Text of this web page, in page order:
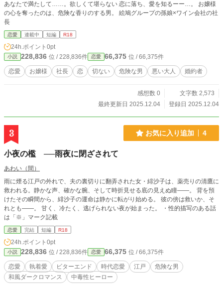
あなたで満たして……。欲しくて堪らない 恋に落ち、愛を知るーー…。 お嬢様
の心を奪ったのは、危険な香りのする男。 絵鳩グループの孫娘×ワイン会社の社
長
恋愛 連載中 短編 R18
24h.ポイント 0pt
小説 228,836 位 / 228,836件 恋愛 66,375 位 / 66,375件
恋愛 お嬢様 社長 恋 切ない 危険な男 悪い大人 婚約者
感想数 0
文字数 2,573
最終更新日 2025.12.04
登録日 2025.12.04
3 お気に入り追加 4
小夜の檻 ──雨夜に閉ざされて
あわい（間）
雨に煙る江戸の外れで、夫の裏切りに翻弄された女・緋沙子は、薬売りの清鷹に
救われる。静かな声、確かな腕、そして時折見せる底の見えぬ瞳――。 背を預
けたその瞬間から、緋沙子の運命は静かに転がり始める。 彼の傍は救いか、そ
れとも――。 甘く、冷たく、逃げられない夜が始まった。 ・性的描写のある話
は「※」マーク記載
恋愛 完結 短編 R18
24h.ポイント 0pt
小説 228,836 位 / 228,836件 恋愛 66,375 位 / 66,375件
恋愛 執着愛 ビターエンド 時代恋愛 江戸
危険な男
和風ダークロマンス
中毒性ヒーロー